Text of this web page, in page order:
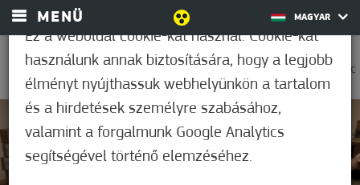
MENÜ MAGYAR
0
23,9°C
Nem értékelt
Ez a weboldal cookie-kat használ. Cookie-kat
használunk annak biztosítására, hogy a legjobb
élményt nyújthassuk webhelyünkön a tartalom
és a hirdetések személyre szabásához,
valamint a forgalmunk Google Analytics
segítségével történő elemzéséhez.